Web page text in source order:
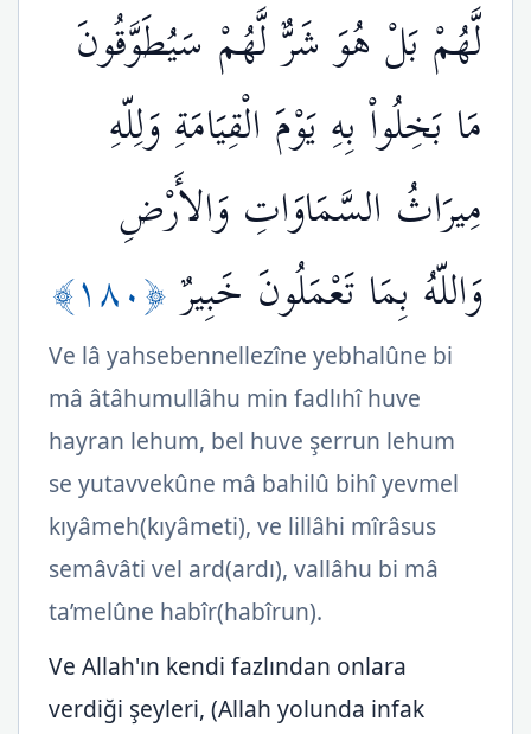
لَّهُمْ بَلْ هُوَ شَرٌّ لَّهُمْ سَيُطَوَّقُونَ
مَا بَخِلُواْ بِهِ يَوْمَ الْقِيَامَةِ وَلِلّهِ
مِيرَاثُ السَّمَاوَاتِ وَالأَرْضِ
وَاللّهُ بِمَا تَعْمَلُونَ خَبِيرٌ﴿١٨٠﴾
Ve lâ yahsebennellezîne yebhalûne bi
mâ âtâhumullâhu min fadlıhî huve
hayran lehum, bel huve şerrun lehum
se yutavvekûne mâ bahilû bihî yevmel
kıyâmeh(kıyâmeti), ve lillâhi mîrâsus
semâvâti vel ard(ardı), vallâhu bi mâ
ta’melûne habîr(habîrun).
Ve Allah'ın kendi fazlından onlara
verdiği şeyleri, (Allah yolunda infak